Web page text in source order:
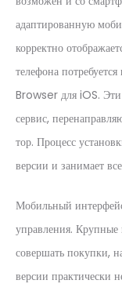
адаптированную
корректно
телефона
Browser для iOS.
сервис,
тор. Процесс
версии и занимает
Мобильный
управления.
совершать покупки,
версии практически